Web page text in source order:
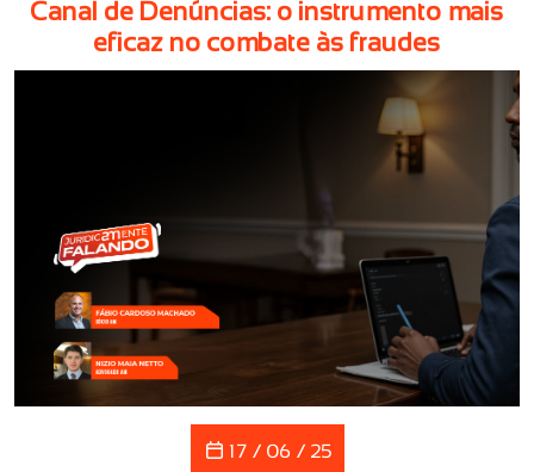
Canal de Denúncias: o instrumento mais
eficaz no combate às fraudes
17 / 06 / 25